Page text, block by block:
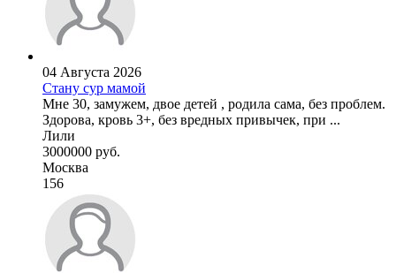
04 Августа 2026
Стану сур мамой
Мне 30, замужем, двое детей , родила сама, без проблем.
Здорова, кровь 3+, без вредных привычек, при ...
Лили
3000000 руб.
Москва
156